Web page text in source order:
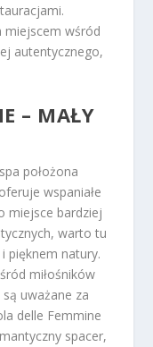
miejscem wśród
autentycznego,
– MAŁY
położona
wspaniałe
miejsce bardziej
warto tu
pięknem natury.
miłośników
uważane za
delle Femmine
spacer,